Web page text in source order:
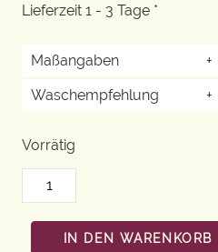
Lieferzeit 1 - 3 Tage *
Maßangaben
+
Waschempfehlung
+
Vorrätig
IN DEN WARENKORB